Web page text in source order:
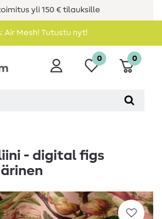
yli 150 € tilauksille
Air Mesh! Tutustu nyt!
0 0
- digital figs